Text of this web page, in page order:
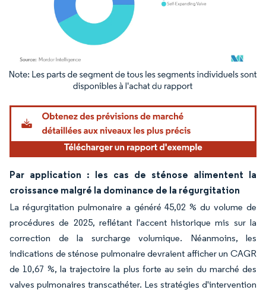
Image © Mordor Intelligence. La réutilisation nécessite une attribution sous CC BY
Par application : les cas de sténose alimentent la
croissance malgré la dominance de la régurgitation
La régurgitation pulmonaire a généré 45,02 % du volume de
procédures de 2025, reflétant l'accent historique mis sur la
correction de la surcharge volumique. Néanmoins, les
indications de sténose pulmonaire devraient afficher un CAGR
de 10,67 %, la trajectoire la plus forte au sein du marché des
valves pulmonaires transcathéter. Les stratégies d'intervention